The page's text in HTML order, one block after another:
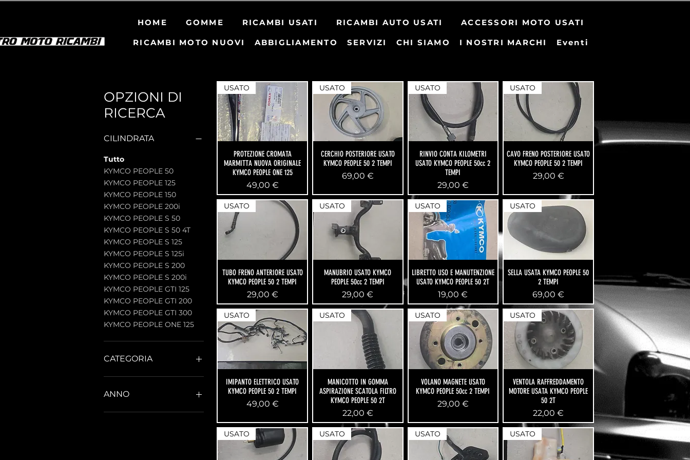
HOME GOMME RICAMBI USATI RICAMBI AUTO USATI ACCESSORI MOTO USATI
RICAMBI MOTO NUOVI ABBIGLIAMENTO SERVIZI CHI SIAMO I NOSTRI MARCHI Eventi
OPZIONI DI
RICERCA
CILINDRATA
Tutto
KYMCO PEOPLE 50
KYMCO PEOPLE 125
KYMCO PEOPLE 150
KYMCO PEOPLE 200i
KYMCO PEOPLE S 50
KYMCO PEOPLE S 50 4T
KYMCO PEOPLE S 125
KYMCO PEOPLE S 125i
KYMCO PEOPLE S 200
KYMCO PEOPLE S 200i
KYMCO PEOPLE GTI 125
KYMCO PEOPLE GTI 200
KYMCO PEOPLE GTI 300
KYMCO PEOPLE ONE 125
CATEGORIA
USATO/ACCESSORI
USATO/CARROZZERIA
ANNO
ANNO 1997
USATO
PROTEZIONE CROMATA
MARMITTA NUOVA ORIGINALE
KYMCO PEOPLE ONE 125
Prezzo
49,00 €
USATO
CERCHIO POSTERIORE USATO
KYMCO PEOPLE 50 2 TEMPI
Prezzo
69,00 €
USATO
RINVIO CONTA KILOMETRI
USATO KYMCO PEOPLE 50cc 2
TEMPI
Prezzo
29,00 €
USATO
CAVO FRENO POSTERIORE USATO
KYMCO PEOPLE 50 2 TEMPI
Prezzo
29,00 €
USATO
TUBO FRENO ANTERIORE USATO
KYMCO PEOPLE 50 2 TEMPI
Prezzo
29,00 €
USATO
MANUBRIO USATO KYMCO
PEOPLE 50cc 2 TEMPI
Prezzo
29,00 €
USATO
LIBRETTO USO E MANUTENZIONE
USATO KYMCO PEOPLE 50 2T
Prezzo
19,00 €
USATO
SELLA USATA KYMCO PEOPLE 50
2 TEMPI
Prezzo
69,00 €
USATO
IMIPANTO ELETTRICO USATO
KYMCO PEOPLE 50 2 TEMPI
Prezzo
49,00 €
USATO
MANICOTTO IN GOMMA
ASPIRAZIONE SCATOLA FILTRO
KYMCO PEOPLE 50 2T
Prezzo
22,00 €
USATO
VOLANO MAGNETE USATO
KYMCO PEOPLE 50cc 2 TEMPI
Prezzo
29,00 €
USATO
VENTOLA RAFFREDDAMENTO
MOTORE USATA KYMCO PEOPLE
50 2T
Prezzo
22,00 €
USATO USATO USATO USATO